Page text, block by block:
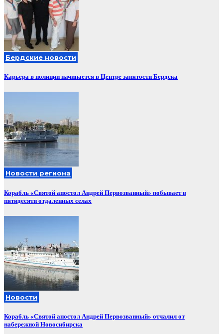
Бердские новости
Карьера в полиции начинается в Центре занятости Бердска
Новости региона
Корабль «Святой апостол Андрей Первозванный» побывает в
пятидесяти отдаленных селах
Новости
Корабль «Святой апостол Андрей Первозванный» отчалил от
набережной Новосибирска